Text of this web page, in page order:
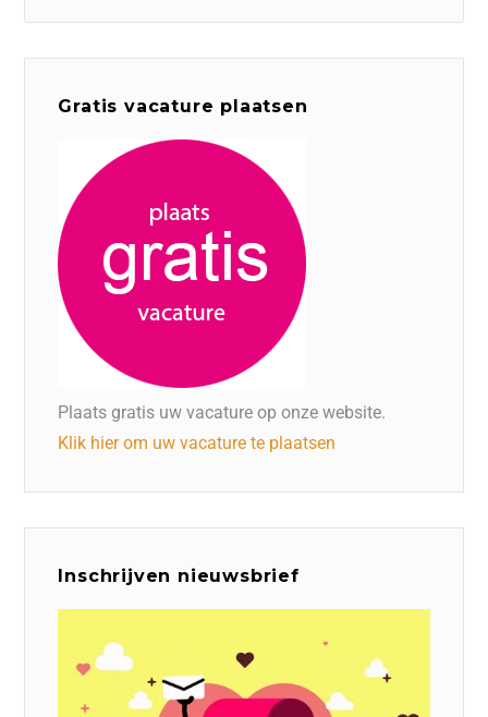
Gratis vacature plaatsen
Plaats gratis uw vacature op onze website.
Klik hier om uw vacature te plaatsen
Inschrijven nieuwsbrief